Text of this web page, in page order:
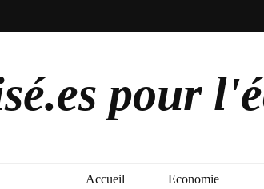
pour
Accueil Economie